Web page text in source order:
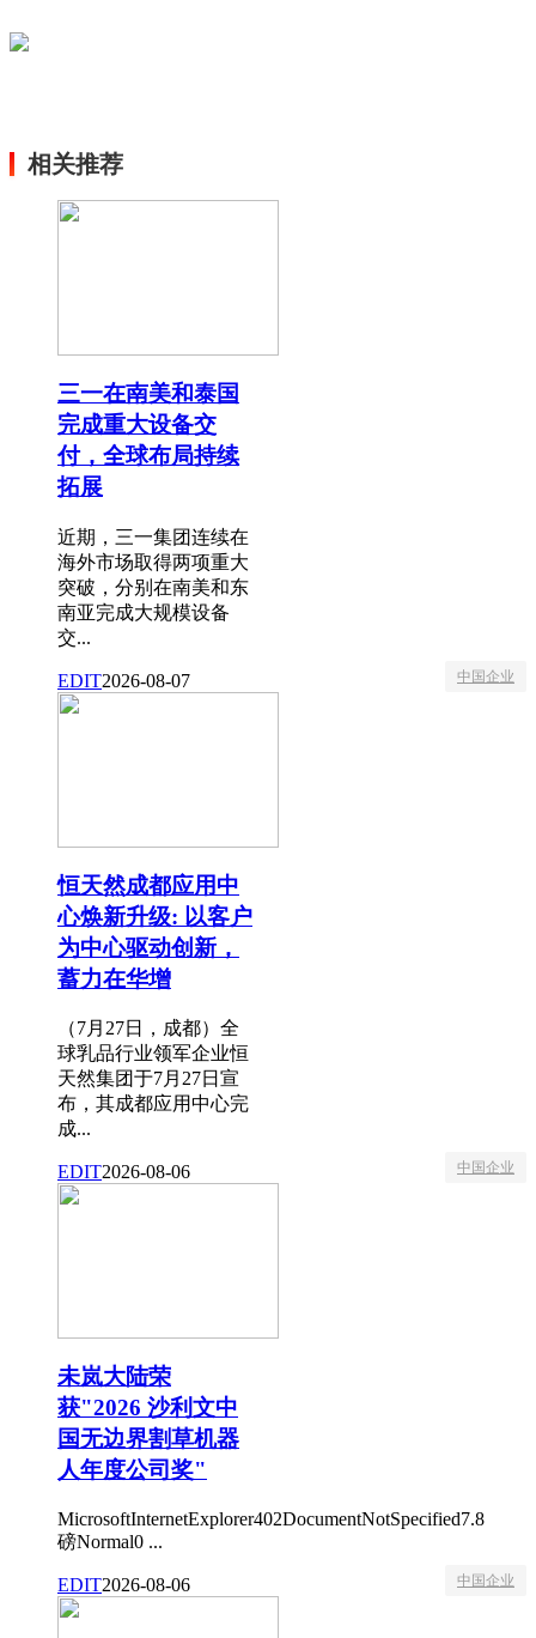
相关推荐
三一在南美和泰国
完成重大设备交
付，全球布局持续
拓展
近期，三一集团连续在
海外市场取得两项重大
突破，分别在南美和东
南亚完成大规模设备
交...
EDIT2026-08-07 中国企业
恒天然成都应用中
心焕新升级: 以客户
为中心驱动创新，
蓄力在华增
（7月27日，成都）全
球乳品行业领军企业恒
天然集团于7月27日宣
布，其成都应用中心完
成...
EDIT2026-08-06 中国企业
未岚大陆荣
获"2026 沙利文中
国无边界割草机器
人年度公司奖"
MicrosoftInternetExplorer402DocumentNotSpecified7.8
磅Normal0 ...
EDIT2026-08-06 中国企业